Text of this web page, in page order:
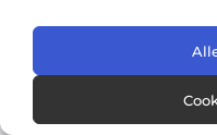
Gedeelde
tien jaar aan
levensstijl biedt tal